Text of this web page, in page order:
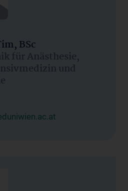
BSc
für Anästhesie,
und